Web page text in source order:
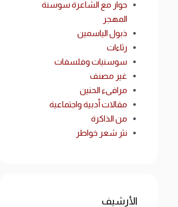
حوار مع الشاعرة سوسنة
المهجر
ذبول الياسمين
رثاءات
سوسنيات وفلسفات
غير مصنف
مرافىء الحنين
مقالات أدبية واجتماعية
من الذاكرة
نثر شعر خواطر
الأرشيف